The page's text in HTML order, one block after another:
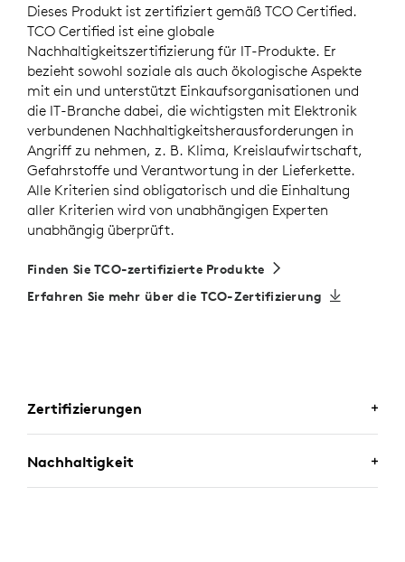
Dieses Produkt ist zertifiziert gemäß TCO Certified.
TCO Certified ist eine globale
Nachhaltigkeitszertifizierung für IT-Produkte. Er
bezieht sowohl soziale als auch ökologische Aspekte
mit ein und unterstützt Einkaufsorganisationen und
die IT-Branche dabei, die wichtigsten mit Elektronik
verbundenen Nachhaltigkeitsherausforderungen in
Angriff zu nehmen, z. B. Klima, Kreislaufwirtschaft,
Gefahrstoffe und Verantwortung in der Lieferkette.
Alle Kriterien sind obligatorisch und die Einhaltung
aller Kriterien wird von unabhängigen Experten
unabhängig überprüft.
Finden Sie TCO-zertifizierte Produkte
Erfahren Sie mehr über die TCO-Zertifizierung
Zertifizierungen
ZERTIFIZIERT FÜR BUSINESS-
ANWENDUNGEN
Nachhaltigkeit